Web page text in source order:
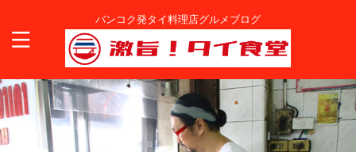
バンコク発タイ料理店グルメブログ